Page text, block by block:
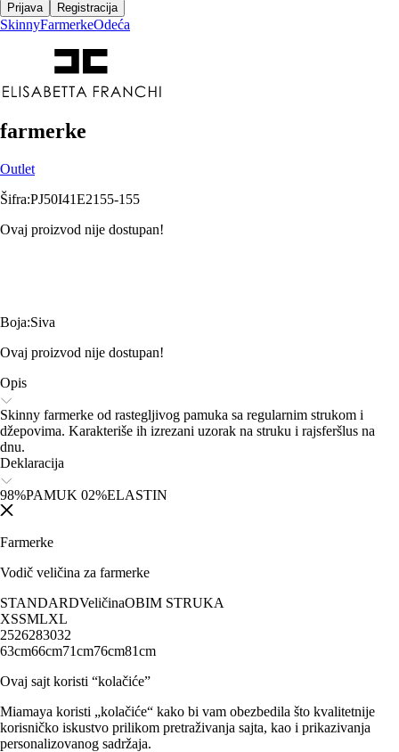
Prijava Registracija
SkinnyFarmerkeOdeća
farmerke
Outlet
Šifra:PJ50I41E2155-155
Ovaj proizvod nije dostupan!
Boja:Siva
Ovaj proizvod nije dostupan!
Opis
Skinny farmerke od rastegljivog pamuka sa regularnim strukom i
džepovima. Karakteriše ih izrezani uzorak na struku i rajsferšlus na
dnu.
Deklaracija
98%PAMUK 02%ELASTIN
Farmerke
Vodič veličina za farmerke
STANDARDVeličinaOBIM STRUKA
XSSMLXL
2526283032
63cm66cm71cm76cm81cm
Ovaj sajt koristi “kolačiće”
Miamaya koristi „kolačiće“ kako bi vam obezbedila što kvalitetnije
korisničko iskustvo prilikom pretraživanja sajta, kao i prikazivanja
personalizovanog sadržaja.